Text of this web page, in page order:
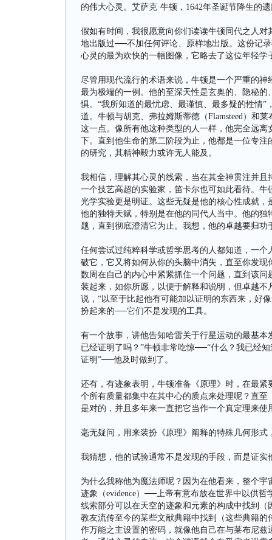
的伟大心灵。艾萨克·牛顿，1642年圣诞节降生的
假如有时间，我很愿意向你们读读牛顿同代之人
地出版过──不加任何评论、原样地出版。这份记
心灵的最为欢快的一幅图像，它略去了这位年轻
尽管用现代流行的术语来说，牛顿是一个严重的
最为极端的一例。他的至深天性是玄奥的、隐秘
惧。“我所知道的最忧虑、最谨慎、最多疑的性情
道。牛顿与胡克、弗拉姆斯蒂德（Flamsteed）和
这一点。像所有他这种类型的人一样，他完全远
下。直到他生命的第二阶段为止，他都是一位专注
的研究，其精神毅力或许无人能及。
我相信，理解其心灵的线索，当在其全神贯注并
一个技艺高超的实验家，笛卡尔也可如此看待。
光学实验更是明证。这些无疑是他的核心性成就
他的独特天赋，特别是在他的同代人当中。他的
题，直到彻底澄清它为止。我想，他的卓越要归
任何尝试过纯粹科学或哲学思考的人都知道，一
破它，它又将如何从你的头脑中消失，直至你发
数周在自己的内心中紧紧抓住一个问题，直到该
装起来，如你所愿，以便于解释和说明，但卓越不
说，“以至于比起他有可能加以证明的东西来，好
扮起来的──它们不是发现的工具。
有一个故事，讲他告知哈雷关于行星运动的最基
已经证明了吗？”牛顿非常吃惊──“什么？我已经
证明”──他及时做到了。
还有，有迹象表明，牛顿准备《原理》时，在最
个所有质量都集中在其中心的质点来处理呢？直
是对的，并且多年来一直把它当作一个真定理来使
毫无疑问，用来装扮《原理》阐释的特殊几何形
我猜想，他的试验通常不是发现的手段，而是证实
为什么我称他为魔法师呢？因为在他看来，整个
迹象（evidence）──上帝有意布放在世界中以供
线索部分可以在天空的迹象和元素的构成中找到
教友流传至今的某些文献典籍中找到（这些典籍
作万能之主设置的密码，就像他自己在与莱布尼